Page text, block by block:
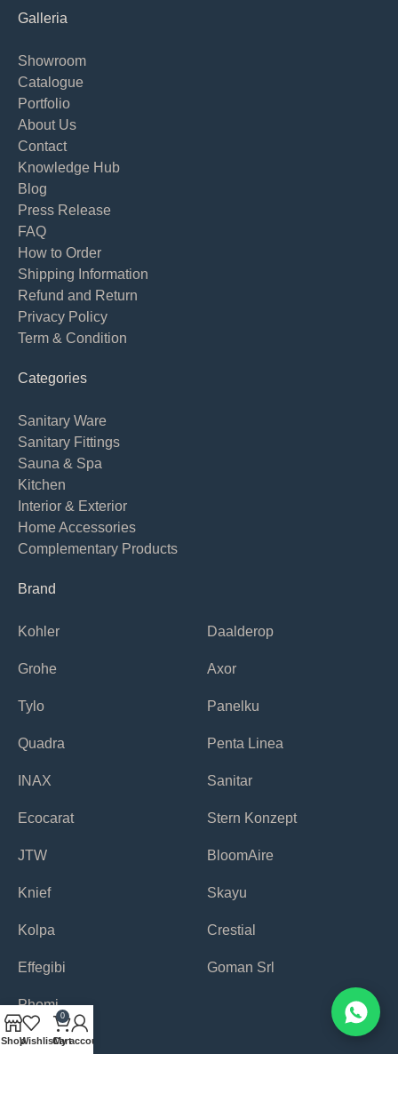
Galleria
Showroom
Catalogue
Portfolio
About Us
Contact
Knowledge Hub
Blog
Press Release
FAQ
How to Order
Shipping Information
Refund and Return
Privacy Policy
Term & Condition
Categories
Sanitary Ware
Sanitary Fittings
Sauna & Spa
Kitchen
Interior & Exterior
Home Accessories
Complementary Products
Brand
Kohler
Grohe
Tylo
Quadra
INAX
Ecocarat
JTW
Knief
Kolpa
Effegibi
Phomi
Daalderop
Axor
Panelku
Penta Linea
Sanitar
Stern Konzept
BloomAire
Skayu
Crestial
Goman Srl
ShopWishlist
0
Cart
My account